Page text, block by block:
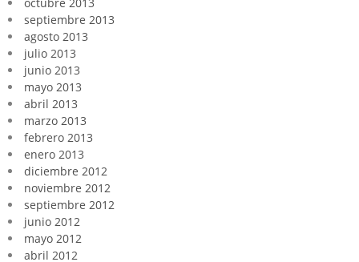
septiembre 2013
agosto 2013
julio 2013
junio 2013
mayo 2013
abril 2013
marzo 2013
febrero 2013
enero 2013
diciembre 2012
noviembre 2012
septiembre 2012
junio 2012
mayo 2012
abril 2012